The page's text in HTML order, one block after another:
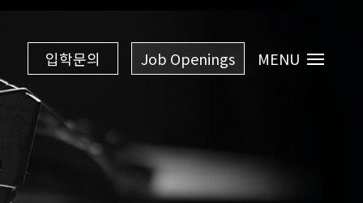
입학문의 Job Openings MENU